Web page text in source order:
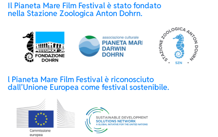
Il Pianeta Mare Film Festival è stato fondato
nella Stazione Zoologica Anton Dohrn.
l Pianeta Mare Film Festival è riconosciuto
dall’Unione Europea come festival sostenibile.